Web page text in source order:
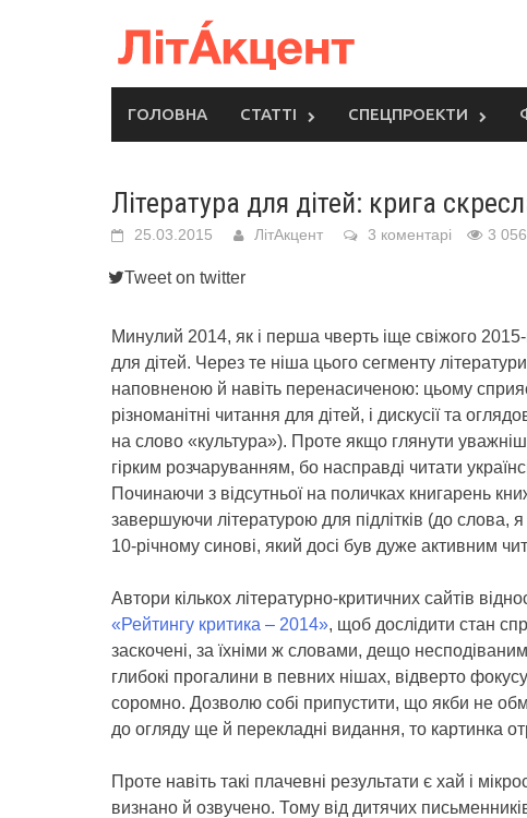
ГОЛОВНА СТАТТІ СПЕЦПРОЕКТИ
Література для дітей: крига
25.03.2015 ЛітАкцент 3 коментарі 3 056
Tweet on twitter
Минулий 2014, як і перша чверть іще свіжого
для дітей. Через те ніша цього сегменту
наповненою й навіть перенасиченою: цьому
різноманітні читання для дітей, і дискусії та
на слово «культура»). Проте якщо глянути
гірким розчаруванням, бо насправді читати
Починаючи з відсутньої на поличках книгарень
завершуючи літературою для підлітків (до
10-річному синові, який досі був дуже активним
Автори кількох літературно-критичних сайтів
«Рейтингу критика – 2014», щоб дослідити стан
заскочені, за їхніми ж словами, дещо
глибокі прогалини в певних нішах, відверто
соромно. Дозволю собі припустити, що якби не
до огляду ще й перекладні видання, то картинка
Проте навіть такі плачевні результати є хай і
визнано й озвучено. Тому від дитячих